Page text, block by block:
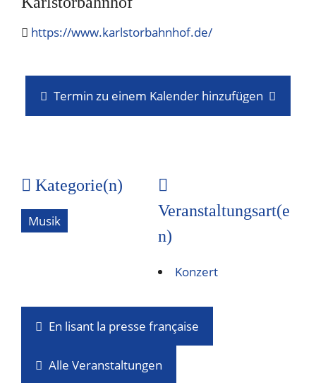
https://www.karlstorbahnhof.de/
Termin zu einem Kalender hinzufügen
Kategorie(n)
Musik
Veranstaltungsart(e
n)
Konzert
En lisant la presse française
Alle Veranstaltungen